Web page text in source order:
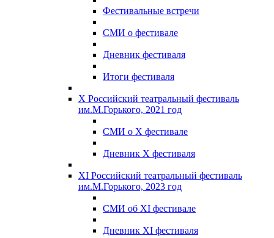
Фестивальные встречи
СМИ о фестивале
Дневник фестиваля
Итоги фестиваля
X Российский театральный фестиваль
им.М.Горького, 2021 год
СМИ о X фестивале
Дневник X фестиваля
XI Российский театральный фестиваль
им.М.Горького, 2023 год
СМИ об XI фестивале
Дневник XI фестиваля